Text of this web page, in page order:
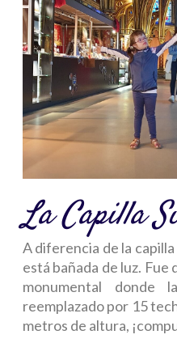
La Capilla
A diferencia de la
está bañada de luz.
monumental donde
reemplazado por 15
metros de altura,